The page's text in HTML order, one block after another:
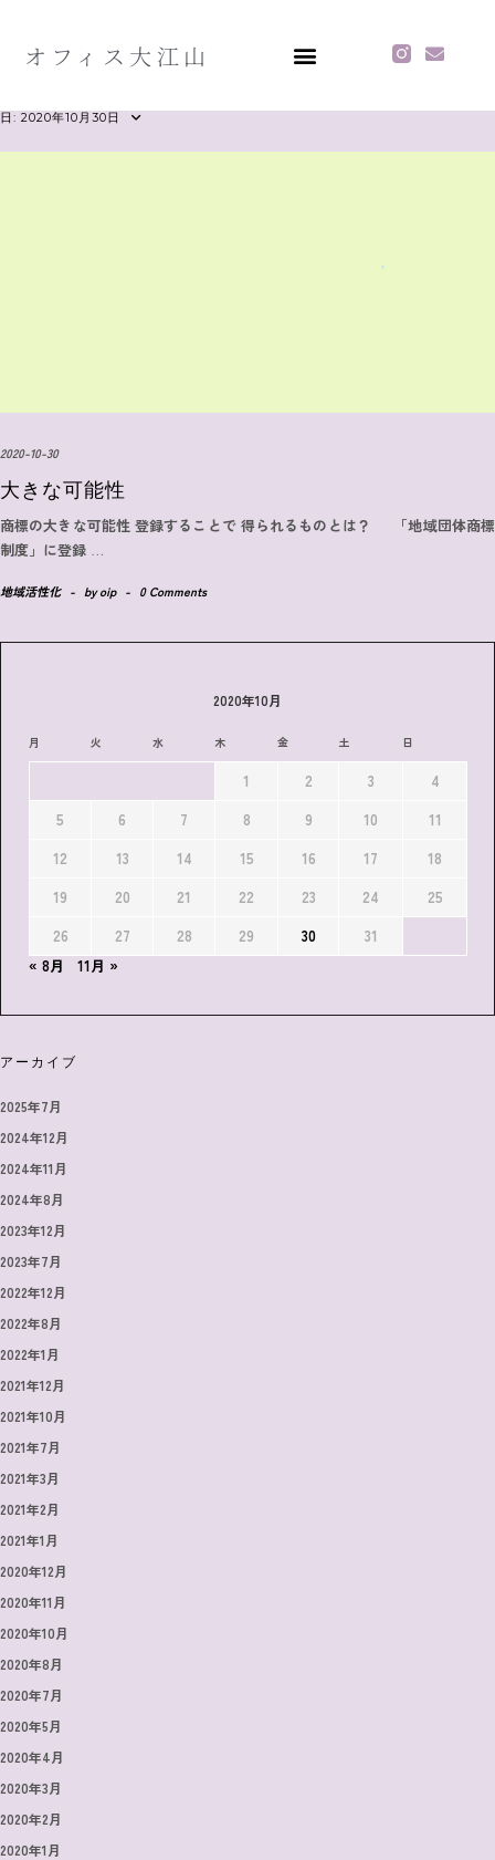
オフィス大江山
日: 2020年10月30日
2020-10-30
大きな可能性
商標の大きな可能性 登録することで 得られるものとは？ 「地域団体商標
制度」に登録
…
地域活性化 - byoip - 0 Comments
2020年10月
月 火 水 木 金 土 日
1 2 3
4
5
6 7 8 9 10
11
12
13 14 15 16 17
18
19
20 21 22 23 24
25
26
27 28 29 30
31
« 8月
11月 »
アーカイブ
2025年7月
2024年12月
2024年11月
2024年8月
2023年12月
2023年7月
2022年12月
2022年8月
2022年1月
2021年12月
2021年10月
2021年7月
2021年3月
2021年2月
2021年1月
2020年12月
2020年11月
2020年10月
2020年8月
2020年7月
2020年5月
2020年4月
2020年3月
2020年2月
2020年1月